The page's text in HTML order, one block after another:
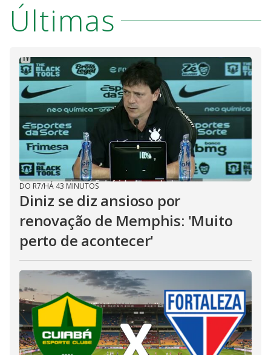
Últimas
DO R7/HÁ 43 MINUTOS
Diniz se diz ansioso por
renovação de Memphis: 'Muito
perto de acontecer'